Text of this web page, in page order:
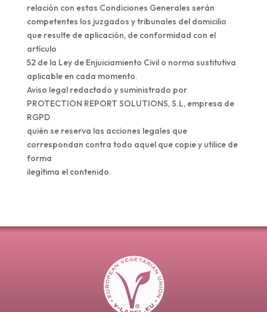
relación con estas Condiciones Generales serán
competentes los juzgados y tribunales del domicilio
que resulte de aplicación, de conformidad con el
artículo
52 de la Ley de Enjuiciamiento Civil o norma sustitutiva
aplicable en cada momento.
Aviso legal redactado y suministrado por
PROTECTION REPORT SOLUTIONS, S.L, empresa de
RGPD
quién se reserva las acciones legales que
correspondan contra todo aquel que copie y utilice de
forma
ilegítima el contenido.